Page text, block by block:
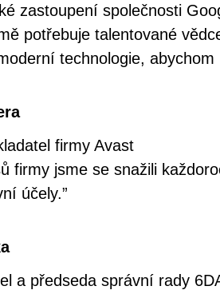
zastoupení společnosti
potřebuje talentované
technologie,
firmy Avast
firmy jsme se snažili
účely.”
a předseda správní rady